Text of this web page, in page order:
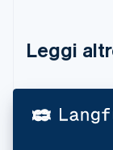
Leggi
English
Cina
Cipro
English
Croazia